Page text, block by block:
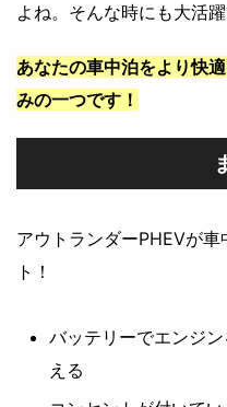
よね。そんな時にも大活躍
あなたの車中泊をより快
みの一つです！
アウトランダーPHEVが
ト！
バッテリーでエンジ
える